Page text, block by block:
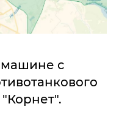
машине с